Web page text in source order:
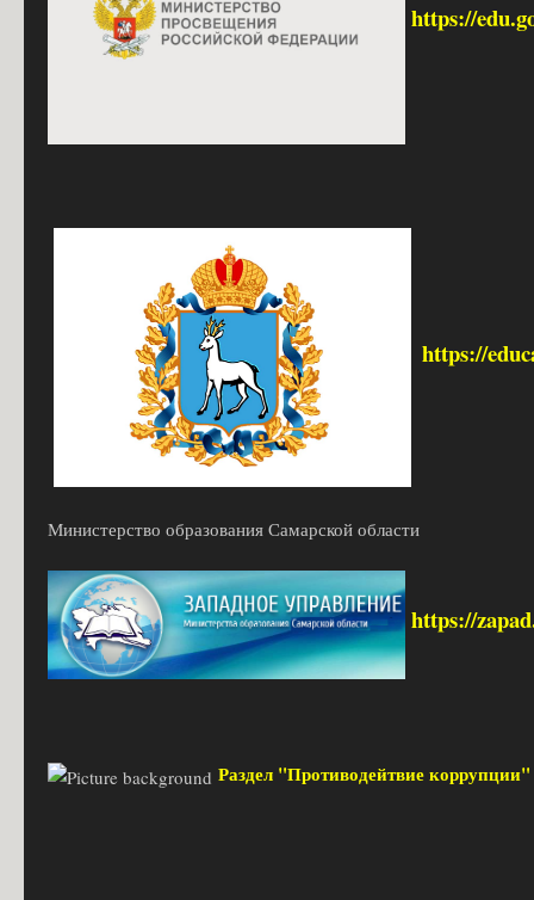
https://
https://
Министерство образования Самарской области
https://
Раздел "Противодейтвие